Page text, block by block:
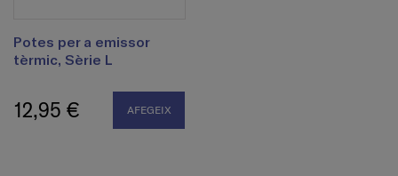
Potes per a emissor
tèrmic, Sèrie L
12,95 € AFEGEIX